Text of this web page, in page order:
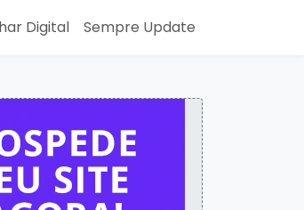
Digital Sempre Update